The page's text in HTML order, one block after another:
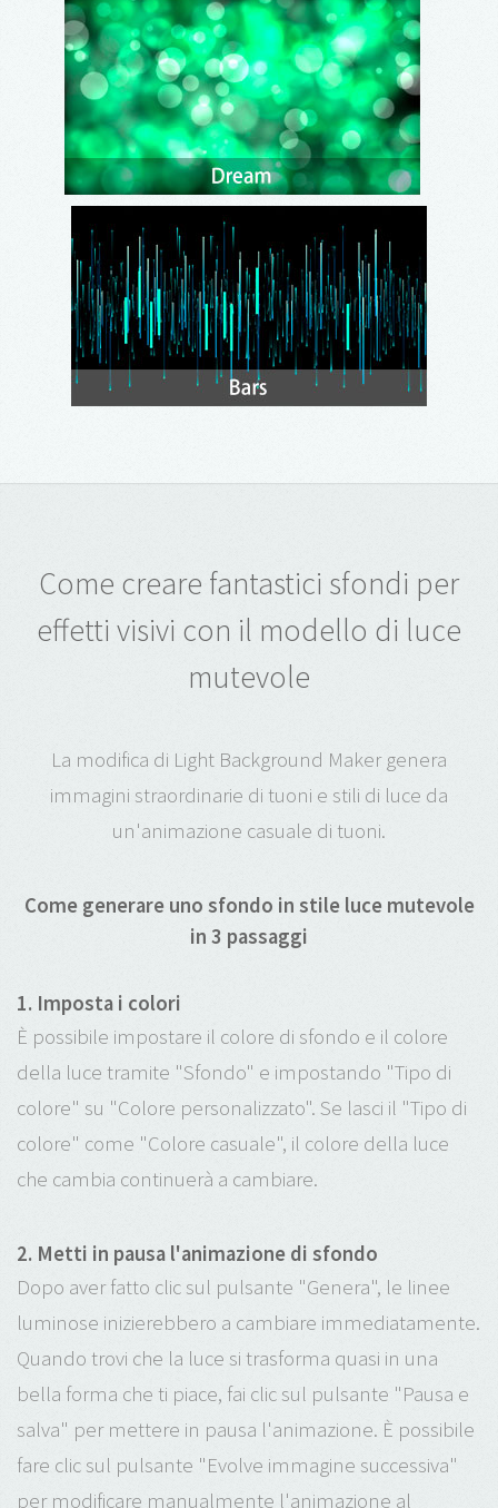
Come creare fantastici sfondi per
effetti visivi con il modello di luce
mutevole
La modifica di Light Background Maker genera
immagini straordinarie di tuoni e stili di luce da
un'animazione casuale di tuoni.
Come generare uno sfondo in stile luce mutevole
in 3 passaggi
1. Imposta i colori
È possibile impostare il colore di sfondo e il colore
della luce tramite "Sfondo" e impostando "Tipo di
colore" su "Colore personalizzato". Se lasci il "Tipo di
colore" come "Colore casuale", il colore della luce
che cambia continuerà a cambiare.
2. Metti in pausa l'animazione di sfondo
Dopo aver fatto clic sul pulsante "Genera", le linee
luminose inizierebbero a cambiare immediatamente.
Quando trovi che la luce si trasforma quasi in una
bella forma che ti piace, fai clic sul pulsante "Pausa e
salva" per mettere in pausa l'animazione. È possibile
fare clic sul pulsante "Evolve immagine successiva"
per modificare manualmente l'animazione al